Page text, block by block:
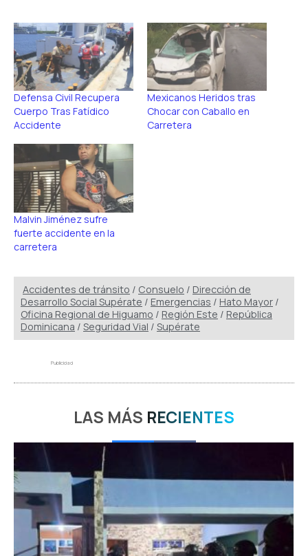
Defensa Civil Recupera
Cuerpo Tras Fatídico
Accidente
Mexicanos Heridos tras
Chocar con Caballo en
Carretera
Malvin Jiménez sufre
fuerte accidente en la
carretera
Accidentes de tránsito / Consuelo / Dirección de
Desarrollo Social Supérate / Emergencias / Hato Mayor /
Oficina Regional de Higuamo / Región Este / República
Dominicana / Seguridad Vial / Supérate
Publicidad
LAS MÁS RECIENTES